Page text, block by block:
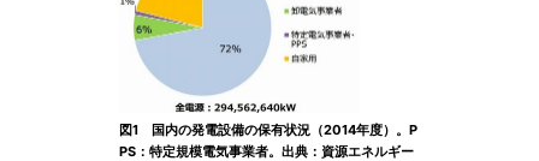
図1 国内の発電設備の保有状況（2014年度）。P
PS：特定規模電気事業者。出典：資源エネルギー